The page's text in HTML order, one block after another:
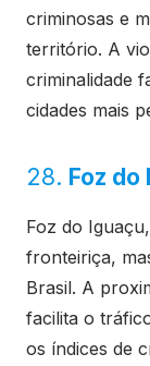
criminosas e
território. A
criminalidade
cidades mais
28. Foz do
Foz do
fronteiriça,
Brasil. A
facilita o
os índices de